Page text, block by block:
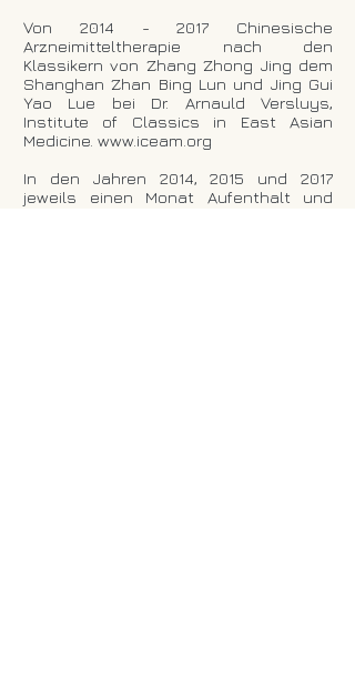
Von 2014 - 2017 Chinesische
Arzneimitteltherapie nach den
Klassikern von Zhang Zhong Jing dem
Shanghan Zhan Bing Lun und Jing Gui
Yao Lue bei Dr. Arnauld Versluys,
Institute of Classics in East Asian
Medicine. www.iceam.org
In den Jahren 2014, 2015 und 2017
jeweils einen Monat Aufenthalt und